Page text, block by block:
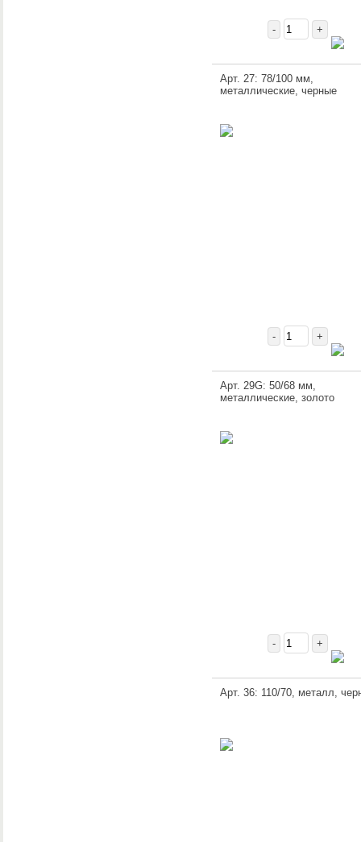
- +
Арт. 27: 78/100 мм,
металлические, черные
- +
Арт. 29G: 50/68 мм,
металлические, золото
- +
Арт. 36: 110/70, металл,